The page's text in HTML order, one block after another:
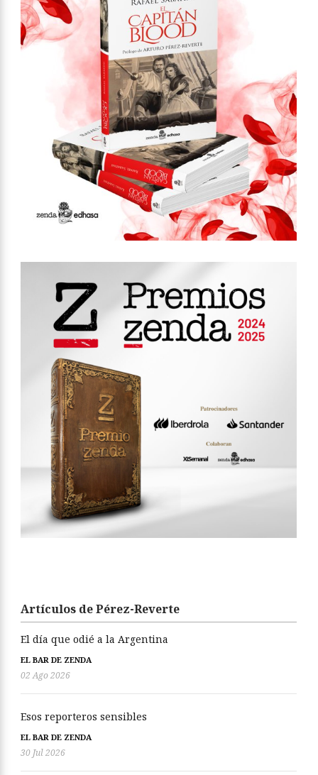
Artículos de Pérez-Reverte
El día que odié a la Argentina
EL BAR DE ZENDA
02 Ago 2026
Esos reporteros sensibles
EL BAR DE ZENDA
30 Jul 2026